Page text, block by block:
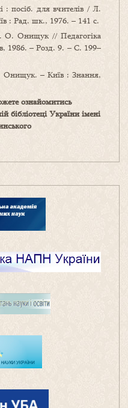
: посіб. для вчителів / Л.
: Рад. шк., 1976. – 141 с.
О. Онищук // Педагогіка
1986. – Розд. 9. – С. 199–
– Київ : Знання,
ознайомитись
бібліотеці України імені